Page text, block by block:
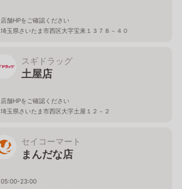
店舗HPをご確認ください
埼玉県さいたま市西区大字宝来１３７８－４０
スギドラッグ
土屋店
店舗HPをご確認ください
埼玉県さいたま市西区大字土屋１２－２
セイコーマート
まんだな店
05:00-23:00